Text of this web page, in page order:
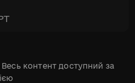
контент доступний за